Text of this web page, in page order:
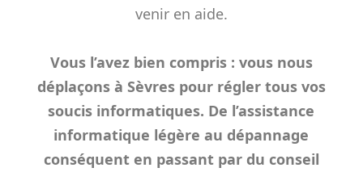
venir en aide.
Vous l’avez bien compris : vous nous
déplaçons à Sèvres pour régler tous vos
soucis informatiques. De l’assistance
informatique légère au dépannage
conséquent en passant par du conseil